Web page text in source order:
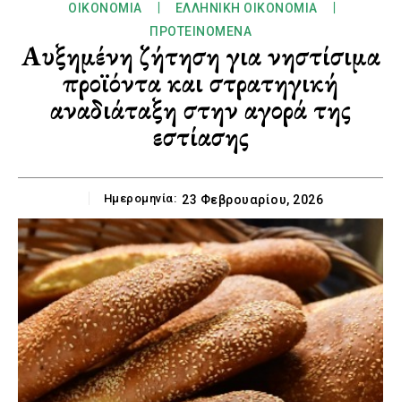
ΟΙΚΟΝΟΜΊΑ
ΕΛΛΗΝΙΚΉ ΟΙΚΟΝΟΜΊΑ
ΠΡΟΤΕΙΝΌΜΕΝΑ
Αυξημένη ζήτηση για νηστίσιμα
προϊόντα και στρατηγική
αναδιάταξη στην αγορά της
εστίασης
Ημερομηνία: 23 Φεβρουαρίου, 2026